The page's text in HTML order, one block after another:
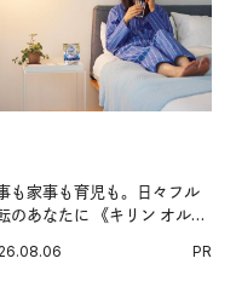
も家事も育児も。日々フル
のあなたに 《キリン オルニ
PR